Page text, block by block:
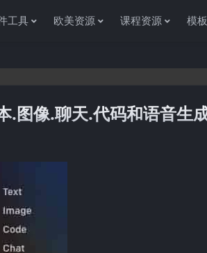
工具 欧美资源 课程资源 模
图像.聊天.代码和语音生
感谢您访问资源杂货铺获取各种信息资源!